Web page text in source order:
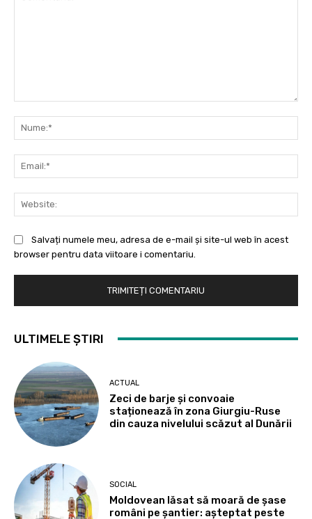
Salvați numele meu, adresa de e-mail și site-ul web în acest
browser pentru data viitoare i comentariu.
ULTIMELE ȘTIRI
ACTUAL
Zeci de barje și convoaie
staționează în zona Giurgiu-Ruse
din cauza nivelului scăzut al Dunării
SOCIAL
Moldovean lăsat să moară de șase
români pe șantier: așteptat peste